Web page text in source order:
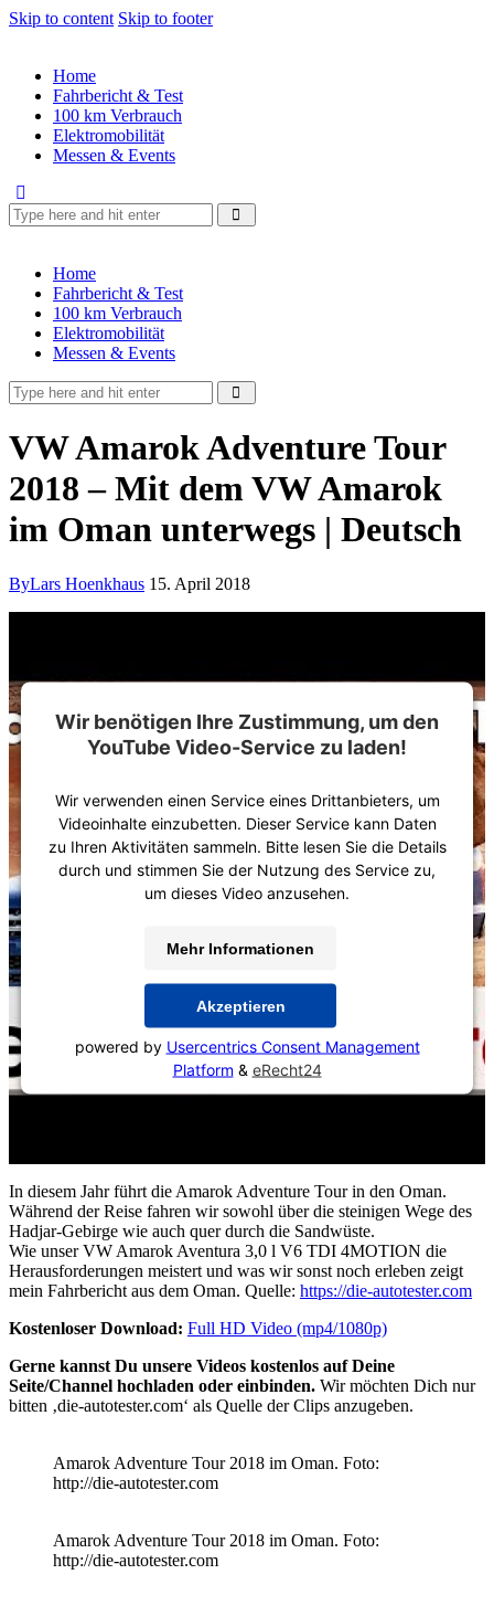
Skip to content Skip to footer
Home
Fahrbericht & Test
100 km Verbrauch
Elektromobilität
Messen & Events
Home
Fahrbericht & Test
100 km Verbrauch
Elektromobilität
Messen & Events
VW Amarok Adventure Tour
2018 – Mit dem VW Amarok
im Oman unterwegs | Deutsch
ByLars Hoenkhaus 15. April 2018
Wir benötigen Ihre Zustimmung, um den
YouTube Video-Service zu laden!
Wir verwenden einen Service eines Drittanbieters, um
Videoinhalte einzubetten. Dieser Service kann Daten
zu Ihren Aktivitäten sammeln. Bitte lesen Sie die Details
durch und stimmen Sie der Nutzung des Service zu,
um dieses Video anzusehen.
Mehr Informationen
Akzeptieren
powered by Usercentrics Consent Management
Platform & eRecht24
In diesem Jahr führt die Amarok Adventure Tour in den Oman.
Während der Reise fahren wir sowohl über die steinigen Wege des
Hadjar-Gebirge wie auch quer durch die Sandwüste.
Wie unser VW Amarok Aventura 3,0 l V6 TDI 4MOTION die
Herausforderungen meistert und was wir sonst noch erleben zeigt
mein Fahrbericht aus dem Oman. Quelle: https://die-autotester.com
Kostenloser Download: Full HD Video (mp4/1080p)
Gerne kannst Du unsere Videos kostenlos auf Deine
Seite/Channel hochladen oder einbinden. Wir möchten Dich nur
bitten ‚die-autotester.com‘ als Quelle der Clips anzugeben.
Amarok Adventure Tour 2018 im Oman. Foto:
http://die-autotester.com
Amarok Adventure Tour 2018 im Oman. Foto:
http://die-autotester.com